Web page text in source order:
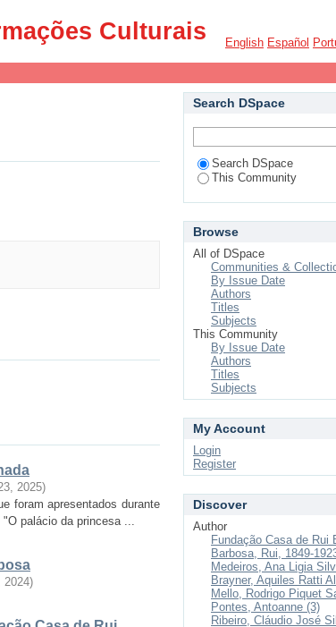
Culturais
English Español
, 2025)
foram apresentados durante
palácio da princesa ...
2024)
Search DSpace
Search DSpace
This Community
Browse
All of DSpace
Communities &
By Issue Date
Authors
Titles
Subjects
This Community
By Issue Date
Authors
Titles
Subjects
My Account
Login
Register
Discover
Author
Fundação Casa de Rui
Barbosa, Rui, 1849-
Medeiros, Ana Ligia
Brayner, Aquiles Ratti
Mello, Rodrigo Piquet
Pontes, Antoanne (3)
Ribeiro, Cláudio José